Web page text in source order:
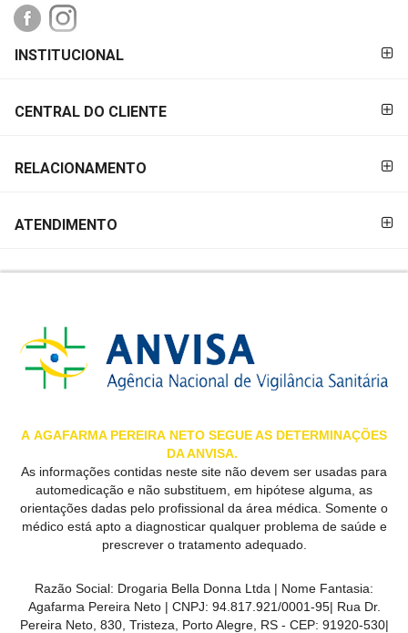
PAGAMENTO
INSTITUCIONAL
CENTRAL DO CLIENTE
RELACIONAMENTO
ATENDIMENTO
A AGAFARMA PEREIRA NETO SEGUE AS DETERMINAÇÕES
DA ANVISA.
As informações contidas neste site não devem ser usadas para
automedicação e não substituem, em hipótese alguma, as
orientações dadas pelo profissional da área médica. Somente o
médico está apto a diagnosticar qualquer problema de saúde e
prescrever o tratamento adequado.
Razão Social: Drogaria Bella Donna Ltda | Nome Fantasia:
Agafarma Pereira Neto | CNPJ: 94.817.921/0001-95| Rua Dr.
Pereira Neto, 830, Tristeza, Porto Alegre, RS - CEP: 91920-530|